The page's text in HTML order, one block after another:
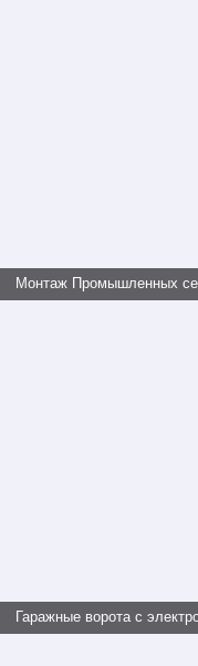
Монтаж Промышленных
Гаражные ворота с